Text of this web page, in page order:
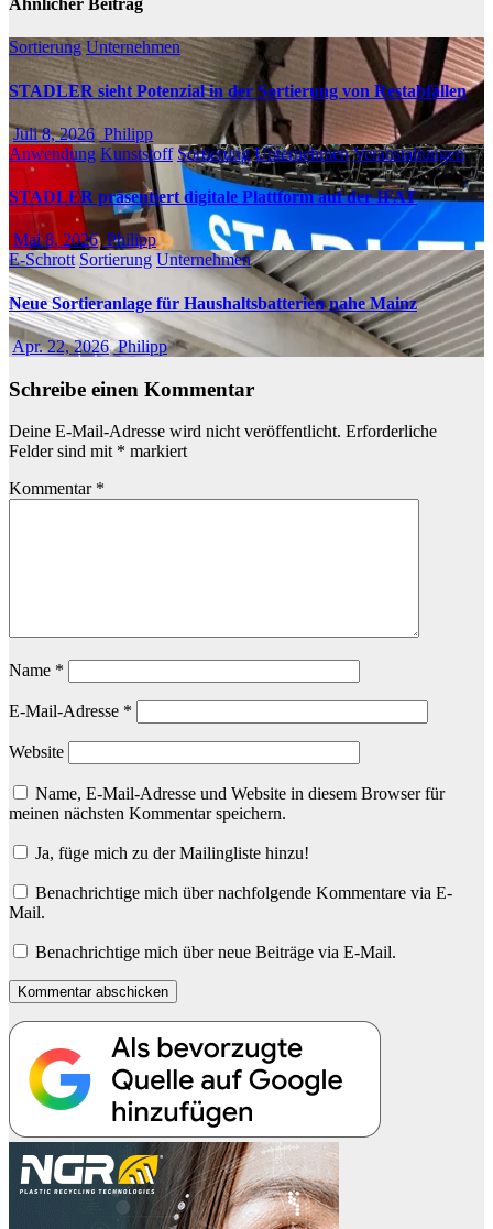
Ähnlicher Beitrag
Sortierung Unternehmen
STADLER sieht Potenzial in der Sortierung von Restabfällen
Juli 8, 2026 Philipp
Anwendung Kunststoff Sortierung Unternehmen Veranstaltungen
STADLER präsentiert digitale Plattform auf der IFAT
Mai 8, 2026 Philipp
E-Schrott Sortierung Unternehmen
Neue Sortieranlage für Haushaltsbatterien nahe Mainz
Apr. 22, 2026 Philipp
Schreibe einen Kommentar
Deine E-Mail-Adresse wird nicht veröffentlicht. Erforderliche
Felder sind mit * markiert
Kommentar *
Name *
E-Mail-Adresse *
Website
Name, E-Mail-Adresse und Website in diesem Browser für
meinen nächsten Kommentar speichern.
Ja, füge mich zu der Mailingliste hinzu!
Benachrichtige mich über nachfolgende Kommentare via E-
Mail.
Benachrichtige mich über neue Beiträge via E-Mail.